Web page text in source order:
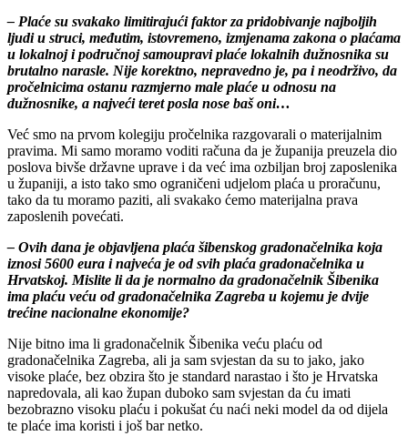
– Plaće su svakako limitirajući faktor za pridobivanje najboljih
ljudi u struci, međutim, istovremeno, izmjenama zakona o plaćama
u lokalnoj i područnoj samoupravi plaće lokalnih dužnosnika su
brutalno narasle. Nije korektno, nepravedno je, pa i neodrživo, da
pročelnicima ostanu razmjerno male plaće u odnosu na
dužnosnike, a najveći teret posla nose baš oni…
Već smo na prvom kolegiju pročelnika razgovarali o materijalnim
pravima. Mi samo moramo voditi računa da je županija preuzela dio
poslova bivše državne uprave i da već ima ozbiljan broj zaposlenika
u županiji, a isto tako smo ograničeni udjelom plaća u proračunu,
tako da tu moramo paziti, ali svakako ćemo materijalna prava
zaposlenih povećati.
– Ovih dana je objavljena plaća šibenskog gradonačelnika koja
iznosi 5600 eura i najveća je od svih plaća gradonačelnika u
Hrvatskoj. Mislite li da je normalno da gradonačelnik Šibenika
ima plaću veću od gradonačelnika Zagreba u kojemu je dvije
trećine nacionalne ekonomije?
Nije bitno ima li gradonačelnik Šibenika veću plaću od
gradonačelnika Zagreba, ali ja sam svjestan da su to jako, jako
visoke plaće, bez obzira što je standard narastao i što je Hrvatska
napredovala, ali kao župan duboko sam svjestan da ću imati
bezobrazno visoku plaću i pokušat ću naći neki model da od dijela
te plaće ima koristi i još bar netko.